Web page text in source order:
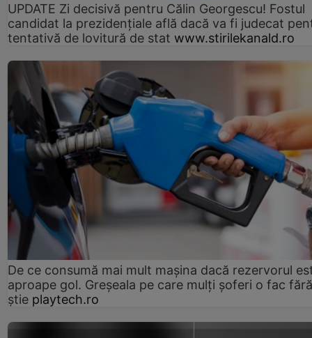
UPDATE Zi decisivă pentru Călin Georgescu! Fostul
candidat la prezidențiale află dacă va fi judecat
tentativă de lovitură de stat www.stirilekanald.ro
De ce consumă mai mult mașina dacă rezervorul
aproape gol. Greșeala pe care mulți șoferi o fac
știe playtech.ro